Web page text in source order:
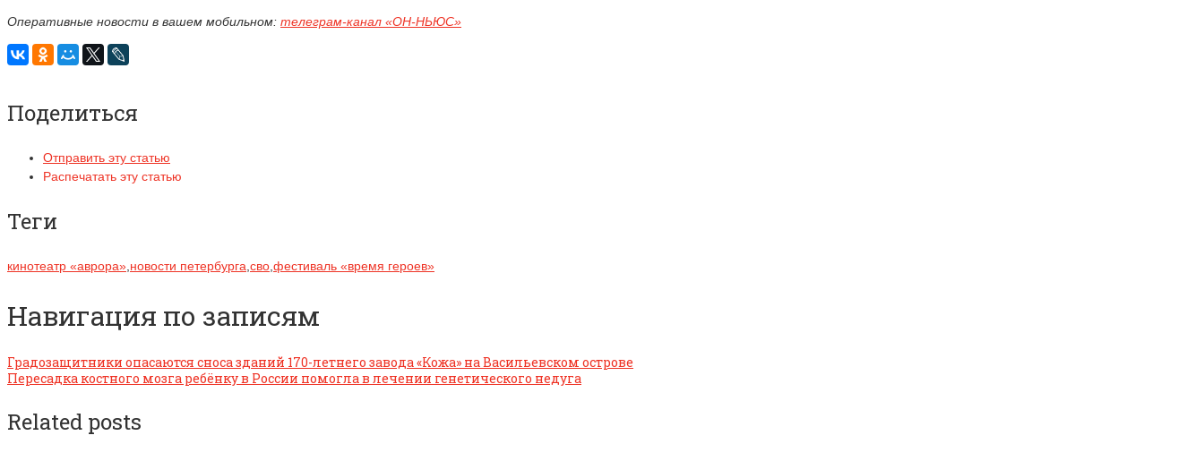
Оперативные новости в вашем мобильном: телеграм-канал «ОН-НЬЮС»
Поделиться
Отправить эту статью
Распечатать эту статью
Теги
кинотеатр «аврора» новости петербурга сво фестиваль «время героев»
Навигация по записям
Градозащитники опасаются сноса зданий 170-летнего завода «Кожа» на Васильевском острове
Пересадка костного мозга ребёнку в России помогла в лечении генетического недуга
Related posts